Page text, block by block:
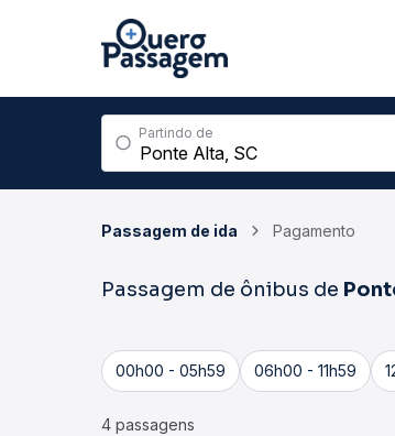
Partindo de
Passagem de ida Pagamento
Passagem de ônibus de
00h00 - 05h59 06h00 - 11h59
4 passagens